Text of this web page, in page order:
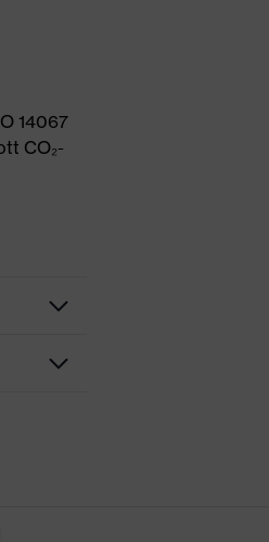
14067
CO₂-